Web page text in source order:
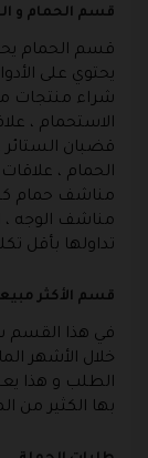
قسم الحمام و
قسم الحمام
يحتوي على
شراء منتجات
الاستحمام ،
قضبان الستائر
الحمام ،
مناشف حمام
مناشف الوجه ،
تداولها بأقل
قسم الأكثر
في هذا القسم
خلال الأشهر
الطلب و هذا
بها الكثير من